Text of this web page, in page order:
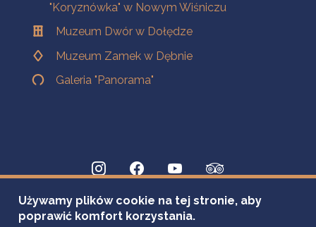
"Koryznówka" w Nowym Wiśniczu
Muzeum Dwór w Dołędze
Muzeum Zamek w Dębnie
Galeria "Panorama"
Używamy plików cookie na tej stronie, aby
poprawić komfort korzystania.